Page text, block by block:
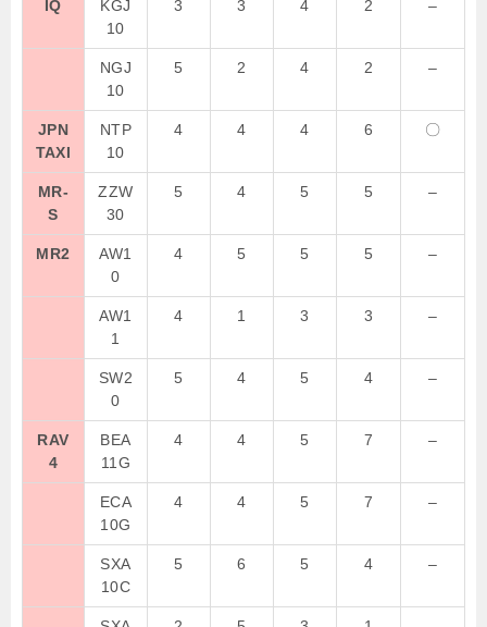
IQ
KGJ
10
3 3 4 2 –
NGJ
10
5 2 4 2 –
JPN
TAXI
NTP
10
4 4 4 6 〇
MR-
S
ZZW
30
5 4 5 5 –
MR2
AW1
0
4 5 5 5 –
AW1
1
4 1 3 3 –
SW2
0
5 4 5 4 –
RAV
4
BEA
11G
4 4 5 7 –
ECA
10G
4 4 5 7 –
SXA
10C
5 6 5 4 –